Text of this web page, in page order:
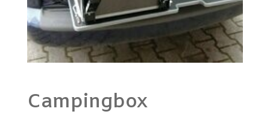
Campingbox